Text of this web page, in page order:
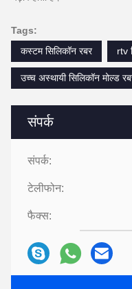
संपर्क
संपर्क:
टेलीफोन:
फैक्स:
Tags:
कस्टम सिलिकॉन रबर
rtv
उच्च अस्थायी सिलिकॉन मोल्ड